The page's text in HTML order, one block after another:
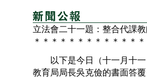
立法會二十一題：整合代課
＊＊＊＊＊＊＊＊＊＊＊＊
以下是今日（十一月十一
教育局局長吳克儉的書面答